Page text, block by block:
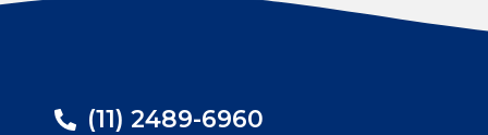
(11) 2489-6960